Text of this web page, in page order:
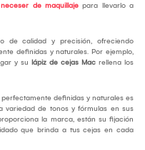
neceser de maquillaje para llevarlo a
de calidad y precisión, ofreciendo
definidas y naturales. Por ejemplo,
y su lápiz de cejas Mac rellena los
definidas y naturales es
variedad de tonos y fórmulas en sus
la marca, están su fijación
que brinda a tus cejas en cada